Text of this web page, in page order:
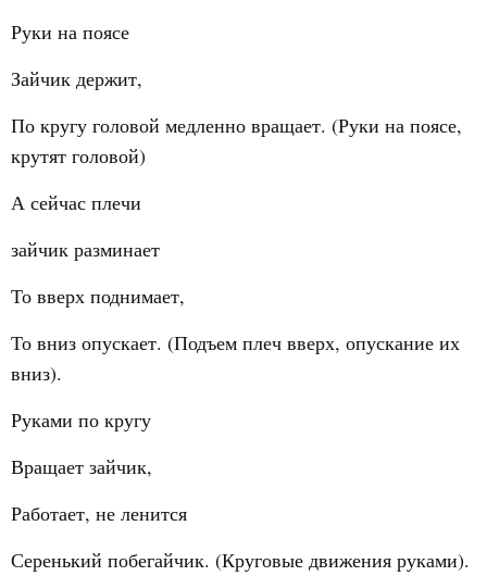
Руки на поясе
Зайчик держит,
По кругу головой медленно вращает. (Руки на поясе,
крутят головой)
А сейчас плечи
зайчик разминает
То вверх поднимает,
То вниз опускает. (Подъем плеч вверх, опускание их
вниз).
Руками по кругу
Вращает зайчик,
Работает, не ленится
Серенький побегайчик. (Круговые движения руками).